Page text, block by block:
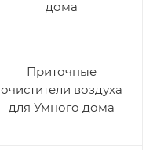
дома
Приточные
очистители воздуха
для Умного дома